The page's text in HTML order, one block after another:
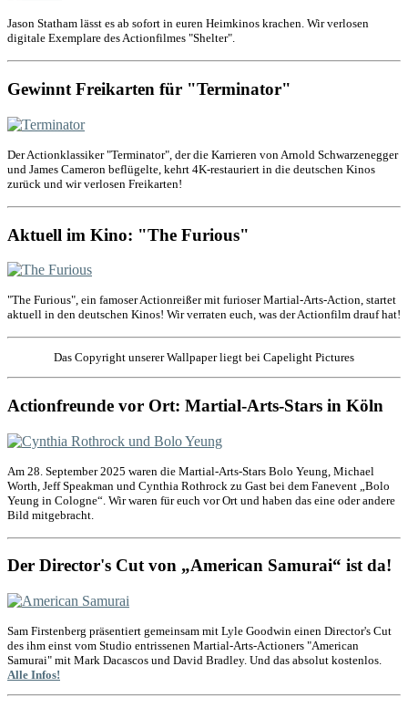
Jason Statham lässt es ab sofort in euren Heimkinos krachen. Wir verlosen
digitale Exemplare des Actionfilmes "Shelter".
Gewinnt Freikarten für "Terminator"
Der Actionklassiker "Terminator", der die Karrieren von Arnold Schwarzenegger
und James Cameron beflügelte, kehrt 4K-restauriert in die deutschen Kinos
zurück und wir verlosen Freikarten!
Aktuell im Kino: "The Furious"
"The Furious", ein famoser Actionreißer mit furioser Martial-Arts-Action, startet
aktuell in den deutschen Kinos! Wir verraten euch, was der Actionfilm drauf hat!
Das Copyright unserer Wallpaper liegt bei Capelight Pictures
Actionfreunde vor Ort: Martial-Arts-Stars in Köln
Am 28. September 2025 waren die Martial-Arts-Stars Bolo Yeung, Michael
Worth, Jeff Speakman und Cynthia Rothrock zu Gast bei dem Fanevent „Bolo
Yeung in Cologne“. Wir waren für euch vor Ort und haben das eine oder andere
Bild mitgebracht.
Der Director's Cut von „American Samurai“ ist da!
Sam Firstenberg präsentiert gemeinsam mit Lyle Goodwin einen Director's Cut
des ihm einst vom Studio entrissenen Martial-Arts-Actioners "American
Samurai" mit Mark Dacascos und David Bradley. Und das absolut kostenlos.
Alle Infos!